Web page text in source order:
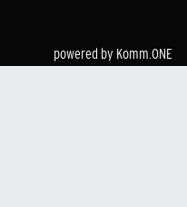
powered by Komm.ONE